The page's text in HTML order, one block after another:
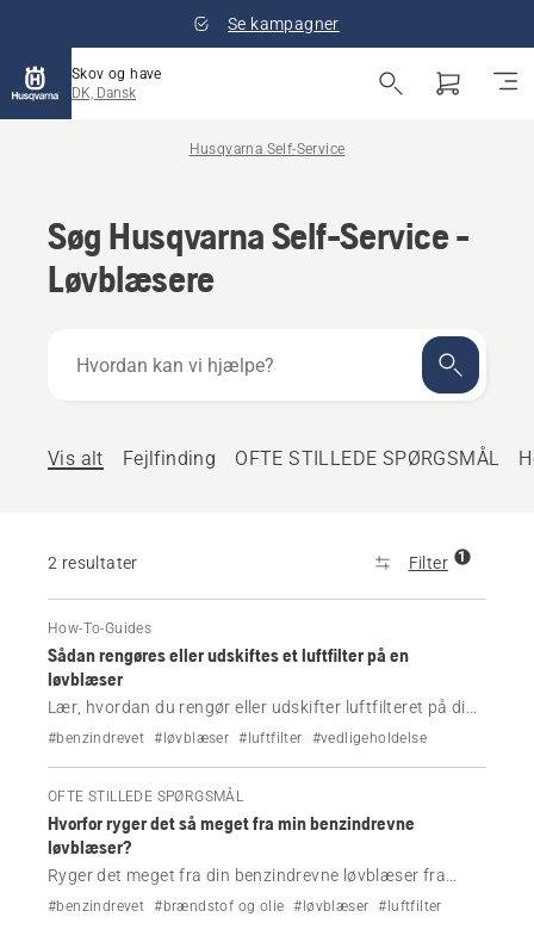
Se kampagner
Skov og have
DK, Dansk
Husqvarna Self-Service
Søg Husqvarna Self-Service -
Løvblæsere
kan
Vis alt
Fejlfinding OFTE STILLEDE SPØRGSMÅL
2 resultater Filter 1
How-To-Guides
Sådan rengøres eller udskiftes et luftfilter på en
løvblæser
Lær, hvordan du rengør eller udskifter luftfilteret på din
Husqvarna-løvblæser. Forbedr ydeevnen, og undgå
#benzindrevet #løvblæser #luftfilter #vedligeholdelse
OFTE STILLEDE SPØRGSMÅL
Hvorfor ryger det så meget fra min benzindrevne
løvblæser?
Ryger det meget fra din benzindrevne løvblæser fra
Husqvarna? Lær de mest almindelige årsager at kende,
#benzindrevet #brændstof og olie #løvblæser #luftfilter